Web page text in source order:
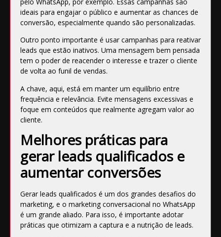
ideais para engajar o público e aumentar as chances de
conversão, especialmente quando são personalizadas.
Outro ponto importante é usar campanhas para reativar
leads que estão inativos. Uma mensagem bem pensada
tem o poder de reacender o interesse e trazer o cliente
de volta ao funil de vendas.
A chave, aqui, está em manter um equilíbrio entre
frequência e relevância. Evite mensagens excessivas e
foque em conteúdos que realmente agregam valor ao
cliente.
Melhores práticas para
gerar leads qualificados e
aumentar conversões
Gerar leads qualificados é um dos grandes desafios do
marketing, e o marketing conversacional no WhatsApp
é um grande aliado. Para isso, é importante adotar
práticas que otimizam a captura e a nutrição de leads.